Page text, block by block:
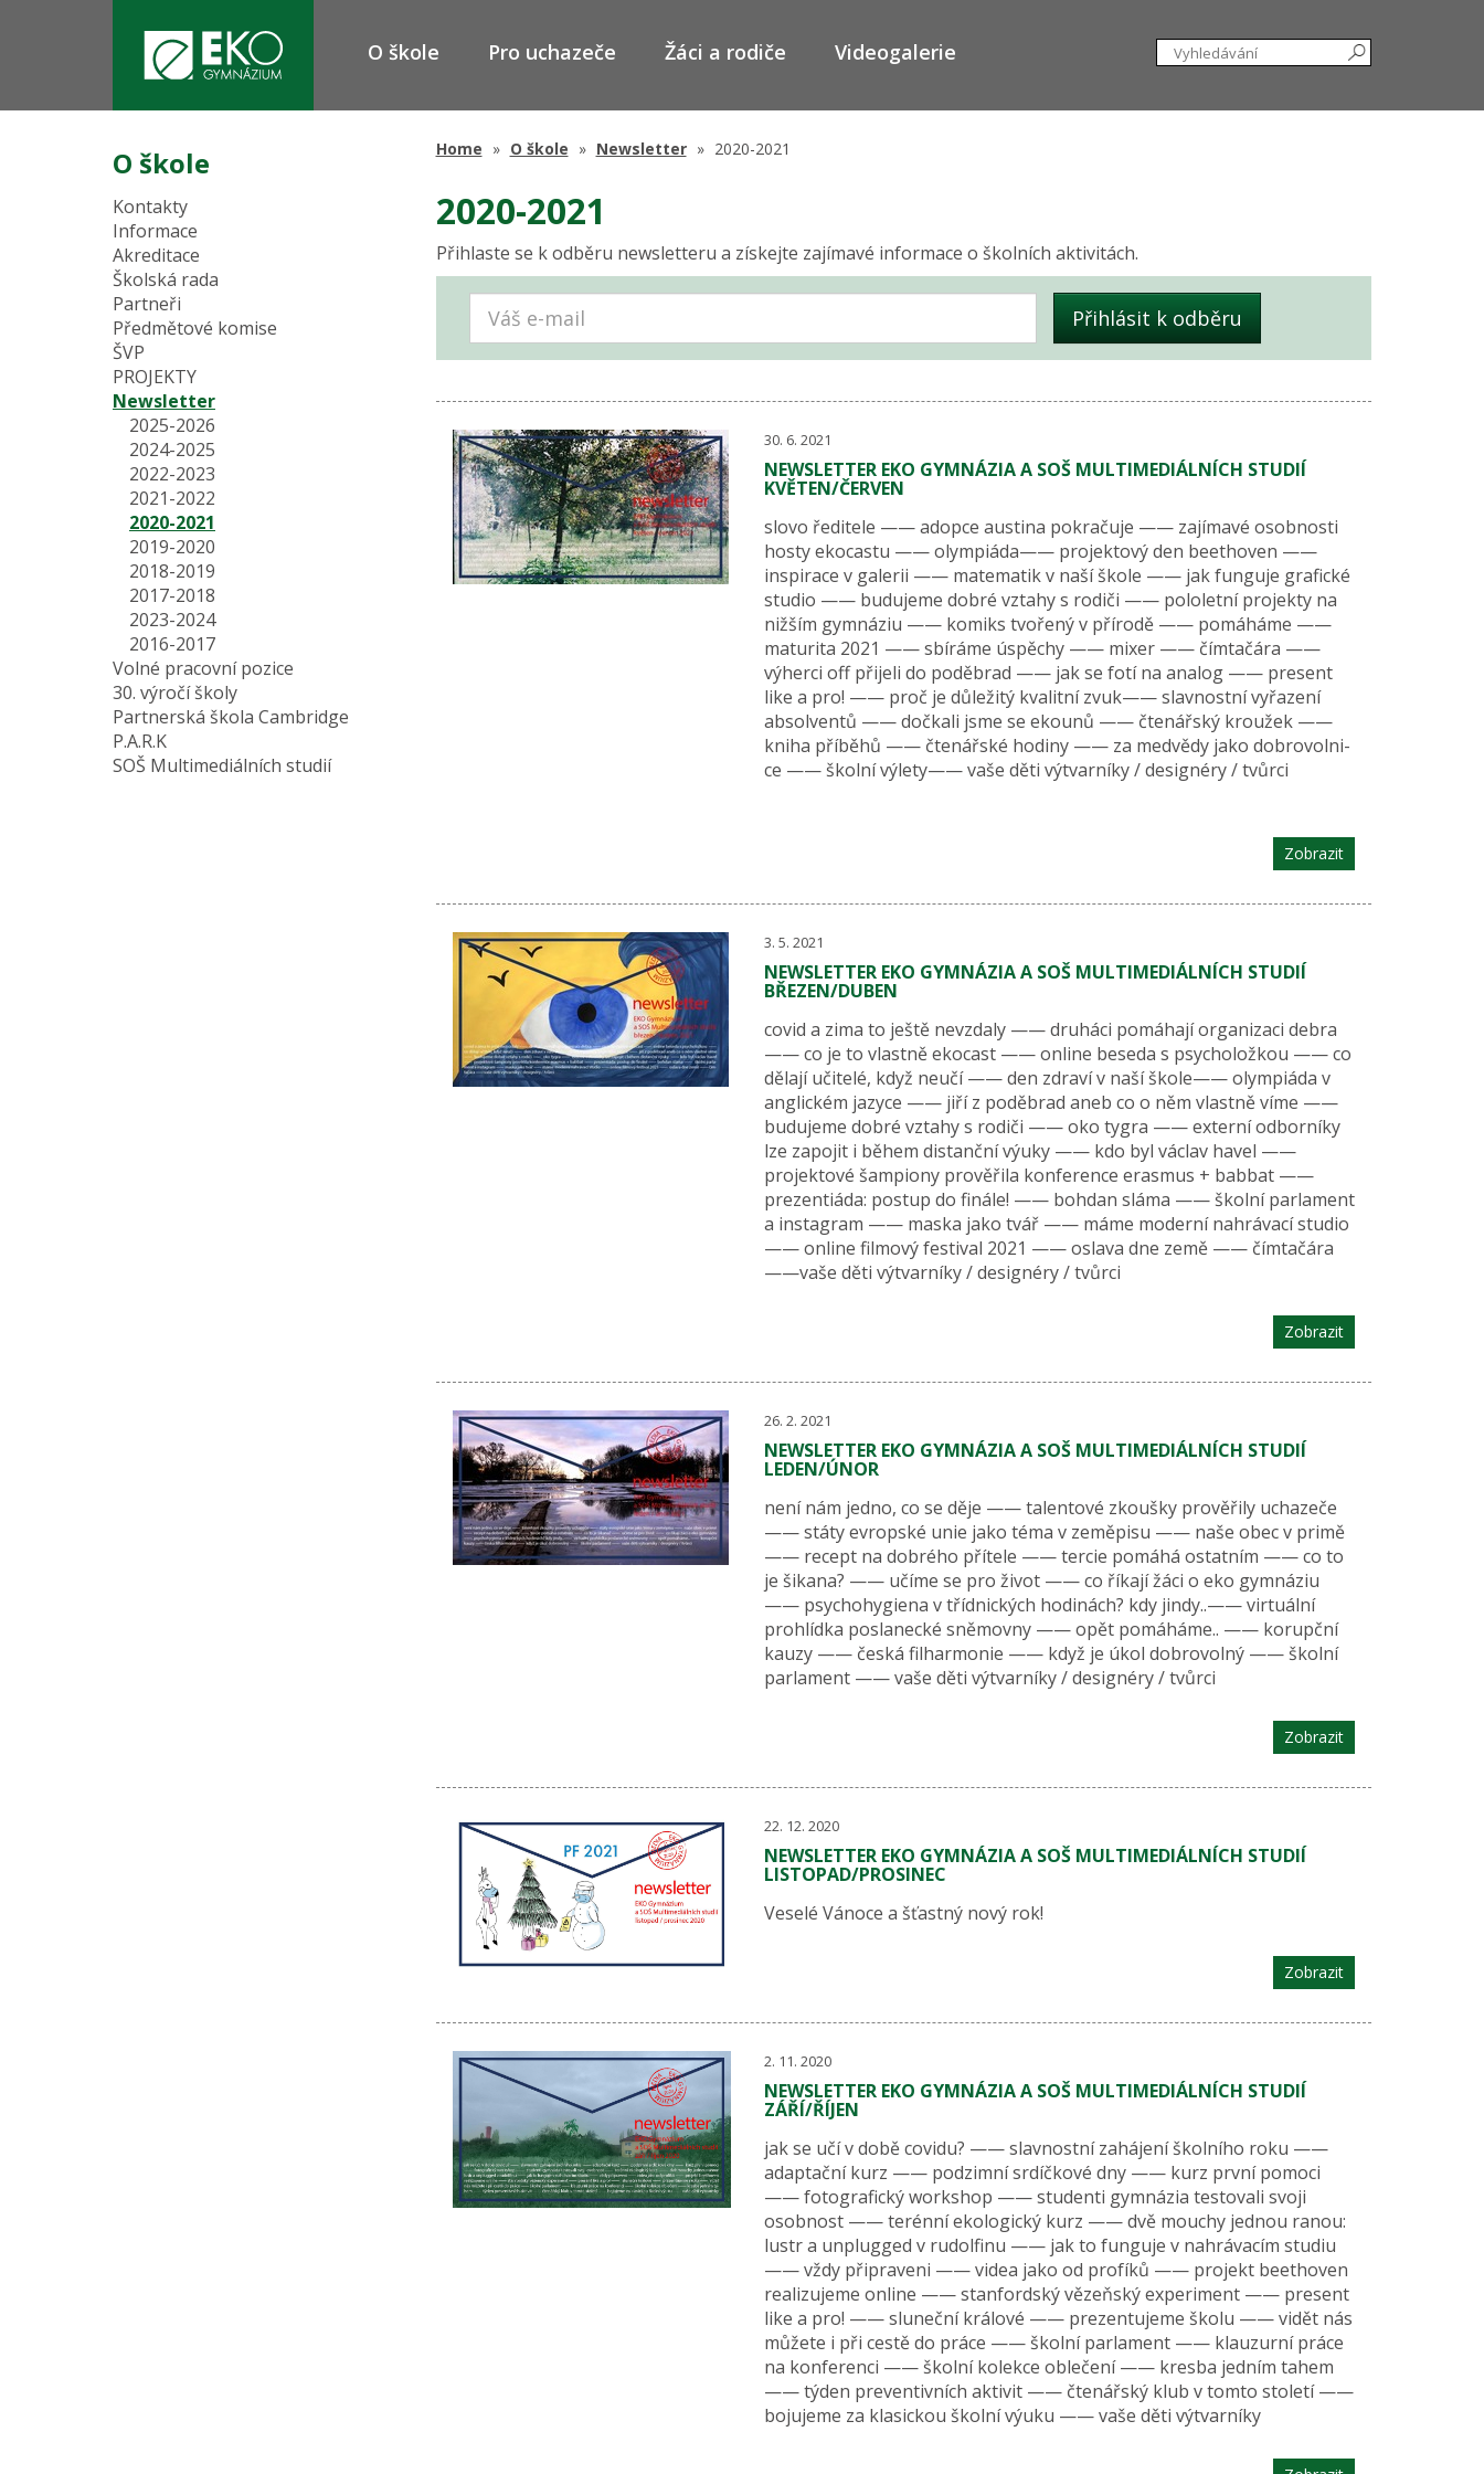
O škole Pro uchazeče Žáci a rodiče Videogalerie
Home O škole Newsletter 2020-2021
2020-2021
Přihlaste se k odběru newsletteru a získejte zajímavé informace o školních aktivitách.
30. 6. 2021
NEWSLETTER EKO GYMNÁZIA A SOŠ MULTIMEDIÁLNÍCH STUDIÍ
KVĚTEN/ČERVEN
slovo ředitele —— adopce austina pokračuje —— zajímavé osobnosti
hosty ekocastu —— olympiáda—— projektový den beethoven ——
inspirace v galerii —— matematik v naší škole —— jak funguje grafické
studio —— budujeme dobré vztahy s rodiči —— pololetní projekty na
nižším gymnáziu —— komiks tvořený v přírodě —— pomáháme ——
maturita 2021 —— sbíráme úspěchy —— mixer —— čímtačára ——
výherci off přijeli do poděbrad —— jak se fotí na analog —— present
like a pro! —— proč je důležitý kvalitní zvuk—— slavnostní vyřazení
absolventů —— dočkali jsme se ekounů —— čtenářský kroužek ——
kniha příběhů —— čtenářské hodiny —— za medvědy jako dobrovolni-
ce —— školní výlety—— vaše děti výtvarníky / designéry / tvůrci
Zobrazit
3. 5. 2021
NEWSLETTER EKO GYMNÁZIA A SOŠ MULTIMEDIÁLNÍCH STUDIÍ
BŘEZEN/DUBEN
covid a zima to ještě nevzdaly —— druháci pomáhají organizaci debra
—— co je to vlastně ekocast —— online beseda s psycholožkou —— co
dělají učitelé, když neučí —— den zdraví v naší škole—— olympiáda v
anglickém jazyce —— jiří z poděbrad aneb co o něm vlastně víme ——
budujeme dobré vztahy s rodiči —— oko tygra —— externí odborníky
lze zapojit i během distanční výuky —— kdo byl václav havel ——
projektové šampiony prověřila konference erasmus + babbat ——
prezentiáda: postup do finále! —— bohdan sláma —— školní parlament
a instagram —— maska jako tvář —— máme moderní nahrávací studio
—— online filmový festival 2021 —— oslava dne země —— čímtačára
——vaše děti výtvarníky / designéry / tvůrci
Zobrazit
26. 2. 2021
NEWSLETTER EKO GYMNÁZIA A SOŠ MULTIMEDIÁLNÍCH STUDIÍ
LEDEN/ÚNOR
není nám jedno, co se děje —— talentové zkoušky prověřily uchazeče
—— státy evropské unie jako téma v zeměpisu —— naše obec v primě
—— recept na dobrého přítele —— tercie pomáhá ostatním —— co to
je šikana? —— učíme se pro život —— co říkají žáci o eko gymnáziu
—— psychohygiena v třídnických hodinách? kdy jindy..—— virtuální
prohlídka poslanecké sněmovny —— opět pomáháme.. —— korupční
kauzy —— česká filharmonie —— když je úkol dobrovolný —— školní
parlament —— vaše děti výtvarníky / designéry / tvůrci
Zobrazit
22. 12. 2020
NEWSLETTER EKO GYMNÁZIA A SOŠ MULTIMEDIÁLNÍCH STUDIÍ
LISTOPAD/PROSINEC
Veselé Vánoce a šťastný nový rok!
Zobrazit
2. 11. 2020
NEWSLETTER EKO GYMNÁZIA A SOŠ MULTIMEDIÁLNÍCH STUDIÍ
ZÁŘÍ/ŘÍJEN
jak se učí v době covidu? —— slavnostní zahájení školního roku ——
adaptační kurz —— podzimní srdíčkové dny —— kurz první pomoci
—— fotografický workshop —— studenti gymnázia testovali svoji
osobnost —— terénní ekologický kurz —— dvě mouchy jednou ranou:
lustr a unplugged v rudolfinu —— jak to funguje v nahrávacím studiu
—— vždy připraveni —— videa jako od profíků —— projekt beethoven
realizujeme online —— stanfordský vězeňský experiment —— present
like a pro! —— sluneční králové —— prezentujeme školu —— vidět nás
můžete i při cestě do práce —— školní parlament —— klauzurní práce
na konferenci —— školní kolekce oblečení —— kresba jedním tahem
—— týden preventivních aktivit —— čtenářský klub v tomto století ——
bojujeme za klasickou školní výuku —— vaše děti výtvarníky
O škole
Kontakty
Informace
Akreditace
Školská rada
Partneři
Předmětové komise
ŠVP
PROJEKTY
Newsletter
2025-2026
2024-2025
2022-2023
2021-2022
2020-2021
2019-2020
2018-2019
2017-2018
2023-2024
2016-2017
Volné pracovní pozice
30. výročí školy
Partnerská škola Cambridge
P.A.R.K
SOŠ Multimediálních studií